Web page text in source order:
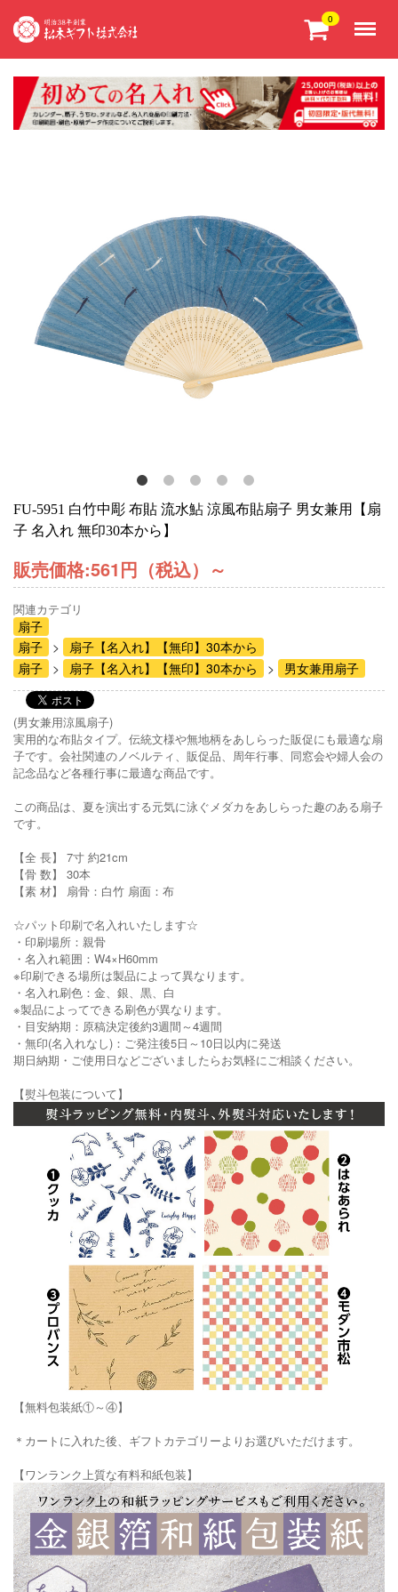
0
FU-5951 白竹中彫 布貼 流水鮎 涼風布貼扇子 男女兼用【扇
子 名入れ 無印30本から】
販売価格:561円（税込） ～
関連カテゴリ
扇子
扇子
扇子【名入れ】【無印】30本から
扇子
扇子【名入れ】【無印】30本から 男女兼用扇子
(男女兼用涼風扇子)
実用的な布貼タイプ。伝統文様や無地柄をあしらった販促にも最適な扇
子です。会社関連のノベルティ、販促品、周年行事、同窓会や婦人会の
記念品など各種行事に最適な商品です。
この商品は、夏を演出する元気に泳ぐメダカをあしらった趣のある扇子
です。
【全 長】 7寸 約21cm
【骨 数】 30本
【素 材】 扇骨：白竹 扇面：布
☆パット印刷で名入れいたします☆
・印刷場所：親骨
・名入れ範囲：W4×H60mm
※印刷できる場所は製品によって異なります。
・名入れ刷色：金、銀、黒、白
※製品によってできる刷色が異なります。
・目安納期：原稿決定後約3週間～4週間
・無印(名入れなし)：ご発注後5日～10日以内に発送
期日納期・ご使用日などございましたらお気軽にご相談ください。
【熨斗包装について】
【無料包装紙①～④】
＊カートに入れた後、ギフトカテゴリーよりお選びいただけます。
【ワンランク上質な有料和紙包装】